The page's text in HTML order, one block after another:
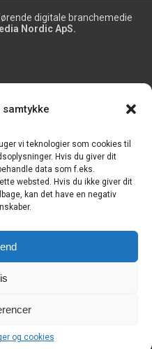
vi teknologier som cookies til
Hvis du giver dit
data som f.eks.
websted. Hvis du ikke giver dit
kan det have en negativ
og cookies
digitale branchemedie
Nordic ApS.
tilmeldt
2010-2026 - CHECK-IN.dk